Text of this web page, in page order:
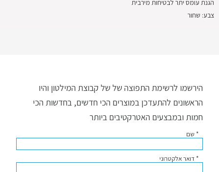
הגנת עומס יתר לבטיחות מירבית
צבע: שחור
הירשמו לרשימת התפוצה של של קבוצת המילטון והיו
הראשונים להתעדכן במוצרים הכי חדשים, בחדשות הכי
חמות ובמבצעים האטרקטיבים ביותר
* שם
* דואר אלקטרוני